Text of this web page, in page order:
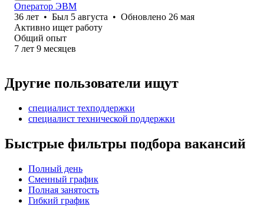
Оператор ЭВМ
36 лет • Был 5 августа • Обновлено 26 мая
Активно ищет работу
Общий опыт
7 лет 9 месяцев
Другие пользователи ищут
специалист техподдержки
специалист технической поддержки
Быстрые фильтры подбора вакансий
Полный день
Сменный график
Полная занятость
Гибкий график